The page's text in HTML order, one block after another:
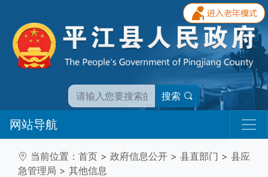
搜索
网站导航
当前位置： 首页 > 政府信息公开 > 县直部门 > 县应
急管理局 > 其他信息